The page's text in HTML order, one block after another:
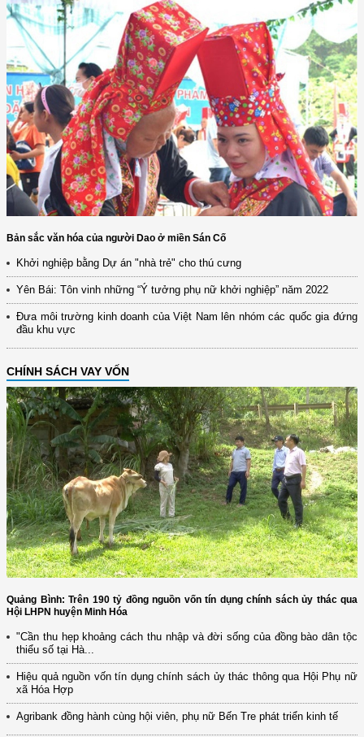
Bản sắc văn hóa của người Dao ở miền Sán Cố
Khởi nghiệp bằng Dự án "nhà trẻ" cho thú cưng
Yên Bái: Tôn vinh những “Ý tưởng phụ nữ khởi nghiệp” năm 2022
Đưa môi trường kinh doanh của Việt Nam lên nhóm các quốc gia đứng
đầu khu vực
CHÍNH SÁCH VAY VỐN
Quảng Bình: Trên 190 tỷ đồng nguồn vốn tín dụng chính sách ủy thác qua
Hội LHPN huyện Minh Hóa
"Cần thu hẹp khoảng cách thu nhập và đời sống của đồng bào dân tộc
thiểu số tại Hà...
Hiệu quả nguồn vốn tín dụng chính sách ủy thác thông qua Hội Phụ nữ
xã Hóa Hợp
Agribank đồng hành cùng hội viên, phụ nữ Bến Tre phát triển kinh tế